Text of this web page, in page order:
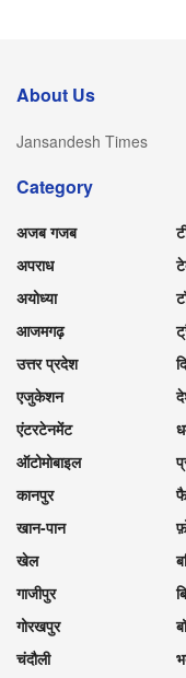
About Us
Jansandesh Times
Category
अजब गजब
अपराध
अयोध्या
आजमगढ़
उत्तर प्रदेश
एजुकेशन
एंटरटेनमेंट
ऑटोमोबाइल
कानपुर
खान-पान
खेल
गाजीपुर
गोरखपुर
चंदौली